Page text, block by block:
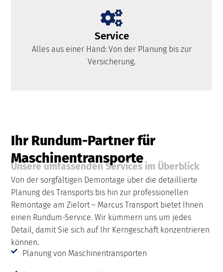
Service
Alles aus einer Hand: Von der Planung bis zur
Versicherung.
Ihr Rundum-Partner für
Maschinentransporte
Unsere umfassenden Services im Überblick
Von der sorgfältigen Demontage über die detaillierte
Planung des Transports bis hin zur professionellen
Remontage am Zielort – Marcus Transport bietet Ihnen
einen Rundum-Service. Wir kümmern uns um jedes
Detail, damit Sie sich auf Ihr Kerngeschäft konzentrieren
können.
Planung von Maschinentransporten